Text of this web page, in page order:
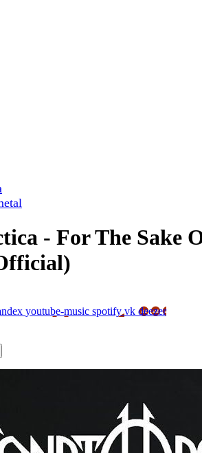
- For The Sake
youtube-music spotifyvk deezer